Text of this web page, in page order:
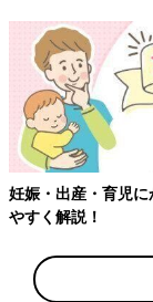
妊娠・出産・育児
やすく解説！